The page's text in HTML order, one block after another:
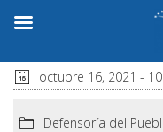
octubre 16, 2021 -
Defensoría del